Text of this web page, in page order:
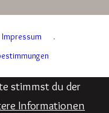
Impressum
.
stimmst du der
Informationen